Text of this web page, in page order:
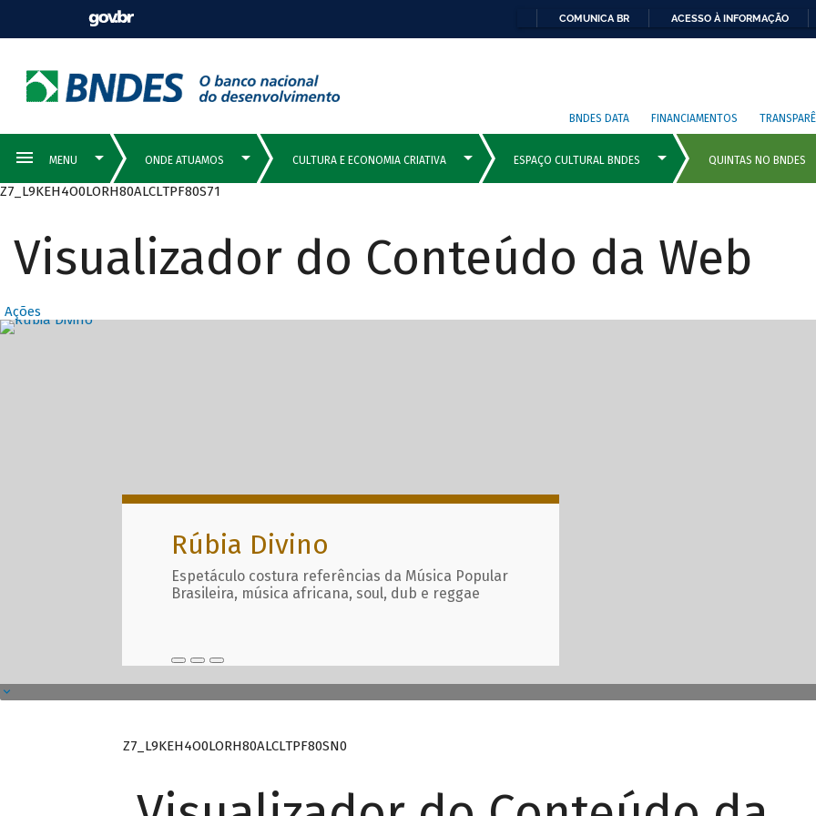
COMUNICA BR ACESSO À INFORMAÇÃO
BNDES DATA FINANCIAMENTOS
Z7_L9KEH4O0LORH80ALCLTPF80S71
Visualizador do Conteúdo da Web
Ações
Destaques Principais com
Rúbia Divino
Espetáculo costura referências da Música Popular
Brasileira, música africana, soul, dub e reggae
Z7_L9KEH4O0LORH80ALCLTPF80SN0